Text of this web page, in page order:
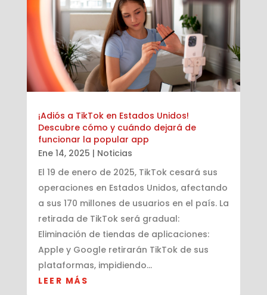
¡Adiós a TikTok en Estados Unidos!
Descubre cómo y cuándo dejará de
funcionar la popular app
Ene 14, 2025 | Noticias
El 19 de enero de 2025, TikTok cesará sus
operaciones en Estados Unidos, afectando
a sus 170 millones de usuarios en el país. La
retirada de TikTok será gradual:
Eliminación de tiendas de aplicaciones:
Apple y Google retirarán TikTok de sus
plataformas, impidiendo...
LEER MÁS